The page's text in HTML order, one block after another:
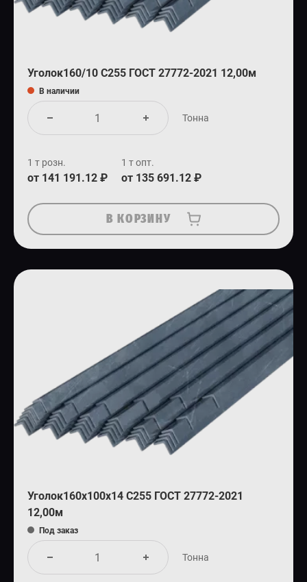
Уголок160/10 С255 ГОСТ 27772-2021 12,00м
В наличии
Тонна
1 т розн.
от 141 191.12 ₽
1 т опт.
от 135 691.12 ₽
В КОРЗИНУ
Уголок160х100х14 С255 ГОСТ 27772-2021
12,00м
Под заказ
Тонна